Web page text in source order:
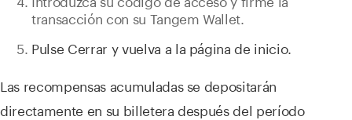
transacción con su Tangem Wallet.
Pulse Cerrar y vuelva a la página de inicio.
Las recompensas acumuladas se depositarán
directamente en su billetera después del período